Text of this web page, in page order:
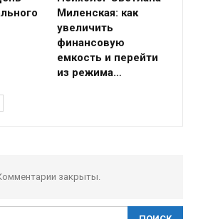
Миленская: как
увеличить
финансовую
емкость и перейти
из режима…
закрыты.